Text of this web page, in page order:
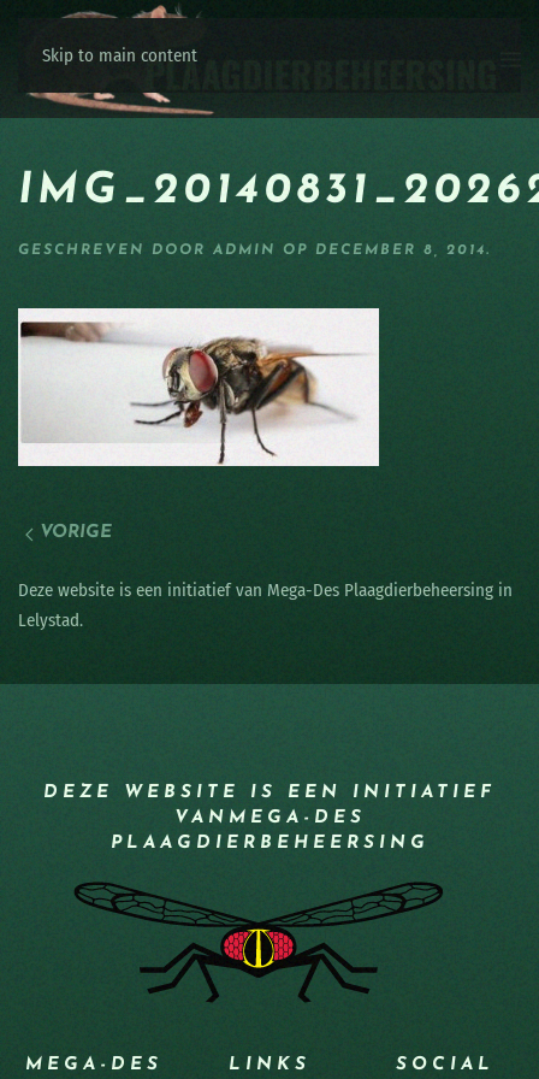
Skip to main content
GESCHREVEN DOOR ADMIN OP DECEMBER 8, 2014.
VORIGE
Deze website is een initiatief van Mega-Des Plaagdierbeheersing in
Lelystad.
DEZE WEBSITE IS EEN INITIATIEF
VAN MEGA-DES
PLAAGDIERBEHEERSING
MEGA-DES LINKS SOCIAL